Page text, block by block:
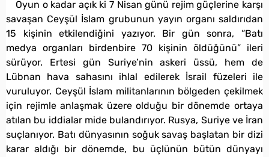
Oyun o kadar açık ki 7 Nisan günü rejim güçlerine karşı
savaşan Ceyşül İslam grubunun yayın organı saldırıdan
15 kişinin etkilendiğini yazıyor. Bir gün sonra, “Batı
medya organları birdenbire 70 kişinin öldüğünü” ileri
sürüyor. Ertesi gün Suriye’nin askeri üssü, hem de
Lübnan hava sahasını ihlal edilerek İsrail füzeleri ile
vuruluyor. Ceyşül İslam militanlarının bölgeden çekilmek
için rejimle anlaşmak üzere olduğu bir dönemde ortaya
atılan bu iddialar mide bulandırıyor. Rusya, Suriye ve İran
suçlanıyor. Batı dünyasının soğuk savaş başlatan bir dizi
karar aldığı bir dönemde, bu üçlünün bütün dünyayı